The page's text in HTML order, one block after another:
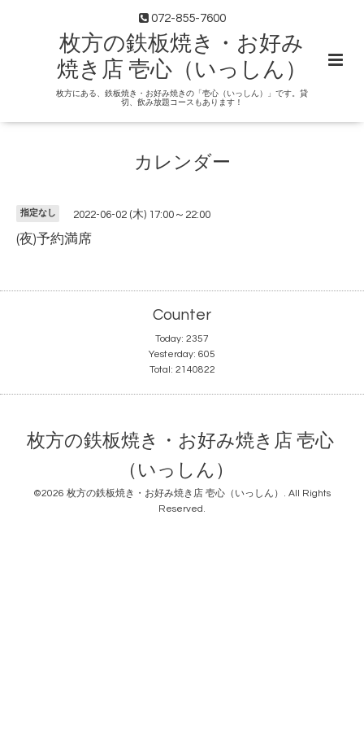
072-855-7600
枚方の鉄板焼き・お好み
焼き店 壱心（いっしん）
枚方にある、鉄板焼き・お好み焼きの「壱心（いっしん）」です。貸
切、飲み放題コースもあります！
カレンダー
指定なし 2022-06-02 (木) 17:00～22:00
(夜)予約満席
Counter
Today: 2357
Yesterday: 605
Total: 2140822
枚方の鉄板焼き・お好み焼き店 壱心
（いっしん）
©2026 枚方の鉄板焼き・お好み焼き店 壱心（いっしん） . All Rights
Reserved.